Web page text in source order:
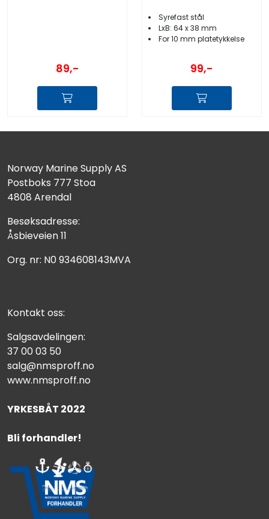
89,-
Syrefast stål
LxB: 64 x 38 mm
For 10 mm platetykkelse
99,-
Norway Marine Supply AS
Postboks 777 Stoa
4808 Arendal
Besøksadresse:
Åsbieveien 11
Org. nr: N0 934608143MVA
Kontakt oss:
Salgsavdelingen:
37 00 03 50
salg@nmsproff.no
www.nmsproff.no
YRKESBÅT 2022
Bli forhandler!